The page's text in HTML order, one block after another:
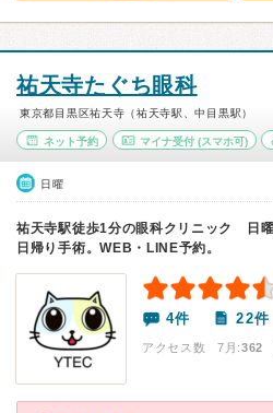
祐天寺たぐち眼科
東京都目黒区祐天寺（祐天寺駅、中目黒駅）
ネット予約 マイナ受付(スマホ可)
日曜
祐天寺駅徒歩1分の眼科クリニック 日
日帰り手術。WEB・LINE予約。
4件 22件
アクセス数 7月:362